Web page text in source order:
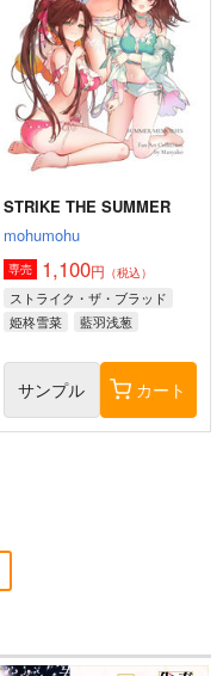
STRIKE THE SUMMER
mohumohu
専売 1,100円 （税込）
ストライク・ザ・ブラッド
姫柊雪菜
藍羽浅葱
サンプル カート